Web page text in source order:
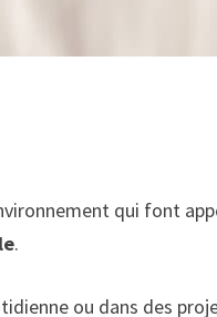
qui font
.
ou dans des